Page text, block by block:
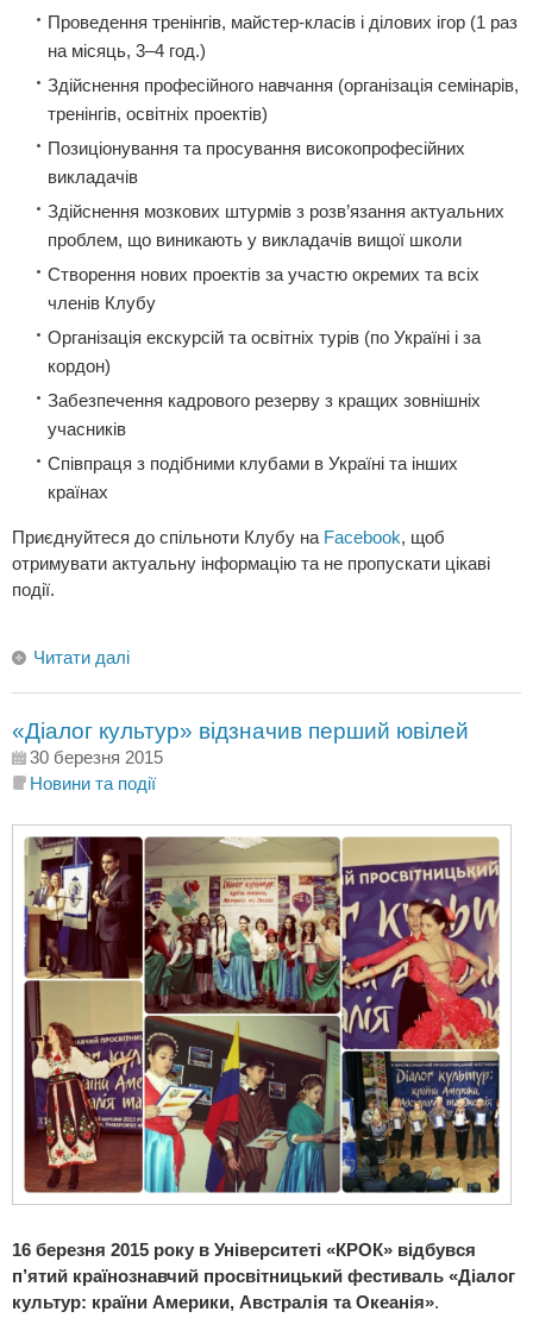
Проведення тренінгів, майстер-класів і ділових ігор (1 раз
на місяць, 3–4 год.)
Здійснення професійного навчання (організація семінарів,
тренінгів, освітніх проектів)
Позиціонування та просування високопрофесійних
викладачів
Здійснення мозкових штурмів з розв’язання актуальних
проблем, що виникають у викладачів вищої школи
Створення нових проектів за участю окремих та всіх
членів Клубу
Організація екскурсiй та освiтнiх турів (по Україні і за
кордон)
Забезпечення кадрового резерву з кращих зовнішніх
учасників
Співпраця з подібними клубами в Україні та інших
країнах
Приєднуйтеся до спільноти Клубу на Facebook, щоб
отримувати актуальну інформацію та не пропускати цікаві
події.
Читати далі
«Діалог культур» відзначив перший ювілей
30 березня 2015
Новини та події
16 березня 2015 року в Університеті «КРОК» відбувся
п’ятий країнознавчий просвітницький фестиваль «Діалог
культур: країни Америки, Австралія та Океанія».